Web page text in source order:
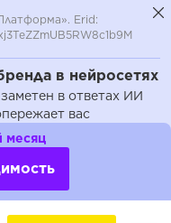
в нейросетях
в ответах ИИ
вас
Erid:
месяц